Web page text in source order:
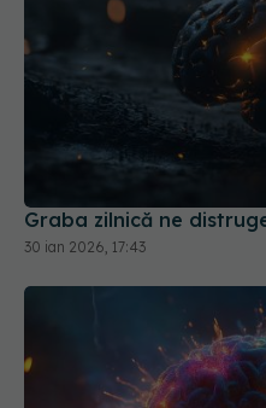
30 ian 2026, 17:43